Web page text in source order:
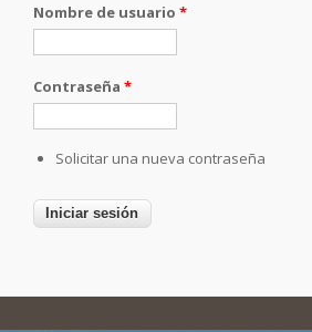
Nombre de usuario *
Contraseña *
Solicitar una nueva contraseña